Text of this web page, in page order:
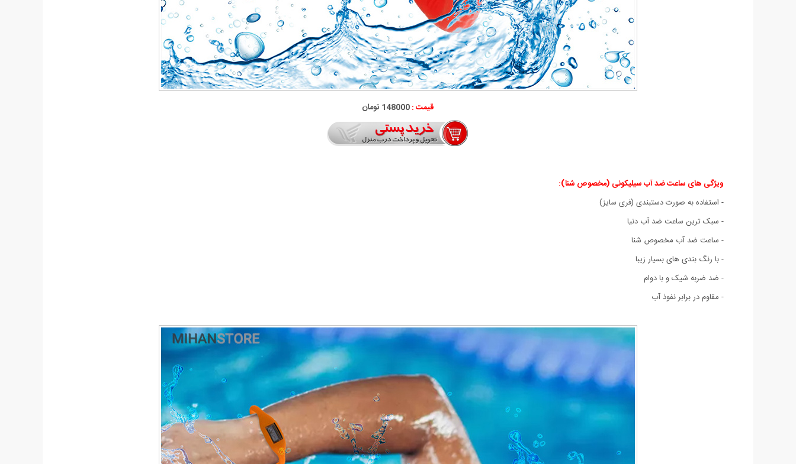
قیمت :148000 تومان
ویژگی های ساعت ضد آب سیلیکونی (مخصوص شنا):
- استفاده به صورت دستبندی (فری سایز)
- سبک ترین ساعت ضد آب دنیا
- ساعت ضد آب مخصوص شنا
- با رنگ بندی های بسیار زیبا
- ضد ضربه شیک و با دوام
- مقاوم در برابر نفوذ آب